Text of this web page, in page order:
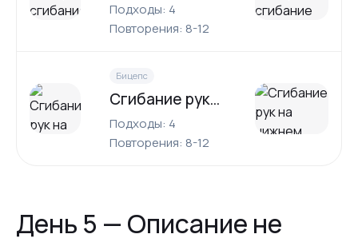
Подходы: 4
Повторения: 8-12
Бицепс
Сгибание рук на нижнем блоке с веревочной рукоятью (нейтральный хват)
Подходы: 4
Повторения: 8-12
День 5 — Описание не